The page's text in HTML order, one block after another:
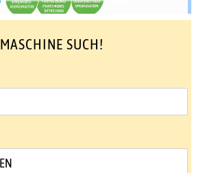
MASCHINE SUCH!